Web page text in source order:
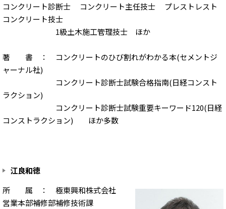
コンクリート診断士 コンクリート主任技士 プレストレスト
コンクリート技士
1級土木施工管理技士 ほか
著 書 ： コンクリートのひび割れがわかる本(セメントジ
ャーナル社)
コンクリート診断士試験合格指南(日経コンスト
ラクション)
コンクリート診断士試験重要キーワード120(日経
コンストラクション) ほか多数
江良和徳
所 属 ： 極東興和株式会社
営業本部補修部補修技術課